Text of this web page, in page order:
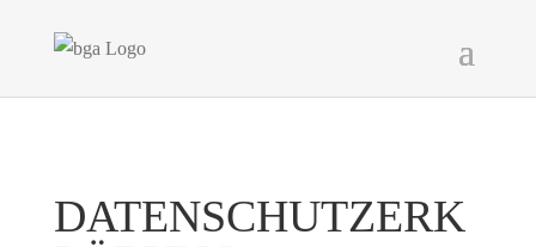
DATENSCHUTZERK